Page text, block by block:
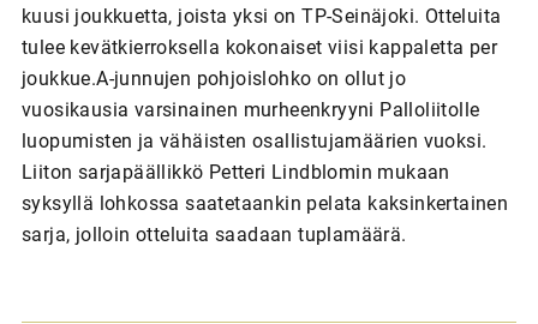
kuusi joukkuetta, joista yksi on TP-Seinäjoki. Otteluita
tulee kevätkierroksella kokonaiset viisi kappaletta per
joukkue.A-junnujen pohjoislohko on ollut jo
vuosikausia varsinainen murheenkryyni Palloliitolle
luopumisten ja vähäisten osallistujamäärien vuoksi.
Liiton sarjapäällikkö Petteri Lindblomin mukaan
syksyllä lohkossa saatetaankin pelata kaksinkertainen
sarja, jolloin otteluita saadaan tuplamäärä.